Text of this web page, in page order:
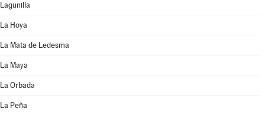
Lagunilla
La Hoya
La Mata de Ledesma
La Maya
La Orbada
La Peña